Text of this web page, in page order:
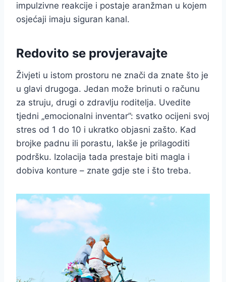
impulzivne reakcije i postaje aranžman u kojem
osjećaji imaju siguran kanal.
Redovito se provjeravajte
Živjeti u istom prostoru ne znači da znate što je
u glavi drugoga. Jedan može brinuti o računu
za struju, drugi o zdravlju roditelja. Uvedite
tjedni „emocionalni inventar”: svatko ocijeni svoj
stres od 1 do 10 i ukratko objasni zašto. Kad
brojke padnu ili porastu, lakše je prilagoditi
podršku. Izolacija tada prestaje biti magla i
dobiva konture – znate gdje ste i što treba.